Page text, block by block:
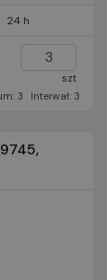
24 h
szt
3
Interwał: 3